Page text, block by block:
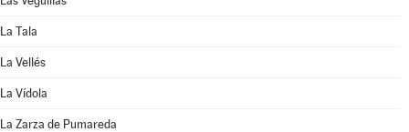
La Tala
La Vellés
La Vídola
La Zarza de Pumareda